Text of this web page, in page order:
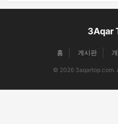
3Aqar
홈 게시판
© 2026 3aqartop.com.